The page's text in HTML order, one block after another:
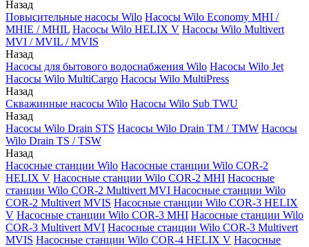
Назад
Повысительные насосы Wilo Насосы Wilo Economy MHI /
MHIE / MHIL Насосы Wilo HELIX V Насосы Wilo Multivert
MVI / MVIL / MVIS
Назад
Насосы для бытового водоснабжения Wilo Насосы Wilo Jet
Насосы Wilo MultiCargo Насосы Wilo MultiPress
Назад
Скважинные насосы Wilo Насосы Wilo Sub TWU
Назад
Насосы Wilo Drain STS Насосы Wilo Drain TM / TMW Насосы
Wilo Drain TS / TSW
Назад
Насосные станции Wilo Насосные станции Wilo COR-2
HELIX V Насосные станции Wilo COR-2 MHI Насосные
станции Wilo COR-2 Multivert MVI Насосные станции Wilo
COR-2 Multivert MVIS Насосные станции Wilo COR-3 HELIX
V Насосные станции Wilo COR-3 MHI Насосные станции Wilo
COR-3 Multivert MVI Насосные станции Wilo COR-3 Multivert
MVIS Насосные станции Wilo COR-4 HELIX V Насосные